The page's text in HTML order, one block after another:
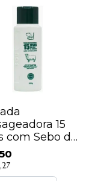
15
com Sebo de
Soul